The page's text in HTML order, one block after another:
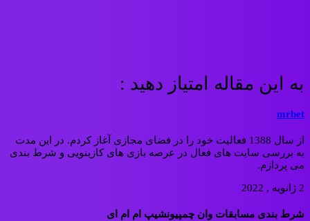
به این مقاله امتیاز دهید :
mrbet
از سال 1388 فعالیت خود را در فضای مجازی آغاز کردم. در این مدت
به بررسی سایت های فعال در عرصه بازی های کازینویی و شرط بندی
می پردازم.
2 ژانویه , 2022
شرط بندی مسابقات وان چمپیونشیپ ام ام ای